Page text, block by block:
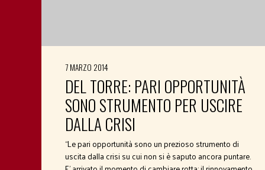
7 MARZO 2014
DEL TORRE: PARI OPPORTUNITÀ
SONO STRUMENTO PER USCIRE
DALLA CRISI
“Le pari opportunità sono un prezioso strumento di
uscita dalla crisi su cui non si è saputo ancora puntare.